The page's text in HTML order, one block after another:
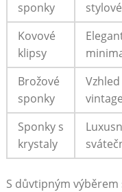
sponky
stylové
Kovové‌
klipsy
Brožové
sponky
vintage
Sponky s
krystaly
S důvtipným